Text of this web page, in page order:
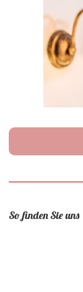
So finden Sie uns